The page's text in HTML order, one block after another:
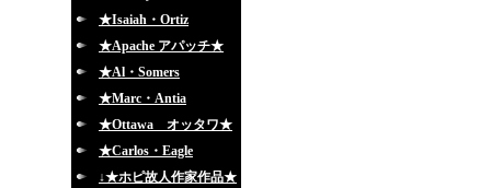
★Isaiah・Ortiz
★Apache アパッチ★
★Al・Somers
★Marc・Antia
★Ottawa オッタワ★
★Carlos・Eagle
↓★ホピ故人作家作品★